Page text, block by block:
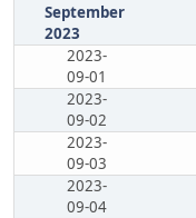
September
2023
2023-
09-01
2023-
09-02
2023-
09-03
2023-
09-04